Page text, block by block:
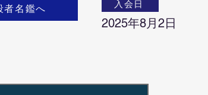
者名鑑へ 入会日
2025年8月2日